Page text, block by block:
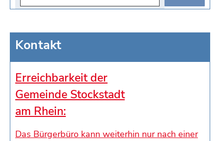
Kontakt
Erreichbarkeit der
Gemeinde Stockstadt
am Rhein:
Das Bürgerbüro kann weiterhin nur nach einer